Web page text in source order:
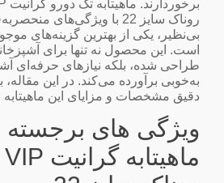
روناک سایز 22 با ویژگی‌های
بی‌نظیر، یکی از بهترین گزینه‌های
است. این محصول نه تنها برای
طراحی شده، بلکه نیازهای حرفه‌ای
به‌خوبی برآورده می‌کند. در این
دقیق مشخصات و مزایای این ماهیتابه
ویژگی‌ های برجسته